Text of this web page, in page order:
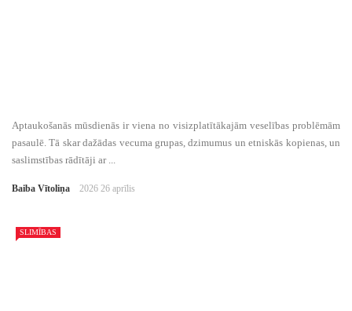
Aptaukošanās mūsdienās ir viena no visizplatītākajām veselības problēmām
pasaulē. Tā skar dažādas vecuma grupas, dzimumus un etniskās kopienas, un
saslimstības rādītāji ar ...
Baiba Vītoliņa 2026 26 aprīlis
SLIMĪBAS